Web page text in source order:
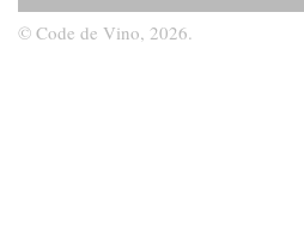
© Code de Vino, 2026.